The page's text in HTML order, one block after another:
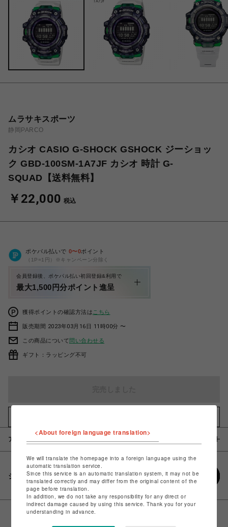
ムラサキスポーツ
静岡PARCO
カシオ CASIO G-SHOCK GSHOCK ジーショッ
ク GBD-100SM-1A7JF カシオ 時計 G-
SQUAD【送料無料】
￥22,000 税込
ポケパル払いで 0〜0ポイント
（1P=1円）※キャンペーン分除く
会員登録後、ポケパル払い初回登録&利用で
最大1,500円分ポイント進呈
獲得ポイントの確認方法は こちら
販売期間 2023年03月16日 11時00分 〜
この商品について問い合わせる
ギフト：ラッピング不可
アイテム説明 / 素材
シェアする
<About foreign language translation>
We will translate the homepage into a foreign language using the
automatic translation service.
Since this service is an automatic translation system, it may not be
translated correctly and may differ from the original content of the
page before translation.
In addition, we do not take any responsibility for any direct or
indirect damage caused by using this service. Thank you for your
understanding in advance.